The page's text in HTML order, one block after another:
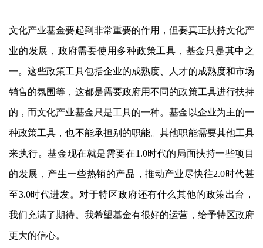
文化产业基金要起到非常重要的作用，但要真正扶持文化产
业的发展，政府需要使用多种政策工具，基金只是其中之
一。这些政策工具包括企业的成熟度、人才的成熟度和市场
销售的氛围等，这都是需要政府用不同的政策工具进行扶持
的，而文化产业基金只是工具的一种。基金以企业为主的一
种政策工具，也不能承担别的职能。其他职能需要其他工具
来执行。基金现在就是需要在1.0时代的局面扶持一些项目
的发展，产生一些热销的产品，推动产业尽快往2.0时代甚
至3.0时代进发。对于特区政府还有什么其他的政策出台，
我们充满了期待。我希望基金有很好的运营，给予特区政府
更大的信心。